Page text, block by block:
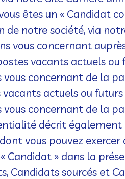
êtes un « Candidat
de notre société, via
vous concernant
vacants actuels ou
vous concernant de la
actuels ou
concernant de la
décrit
vous pouvez exercer
Candidat » dans la
Candidats sourcés et